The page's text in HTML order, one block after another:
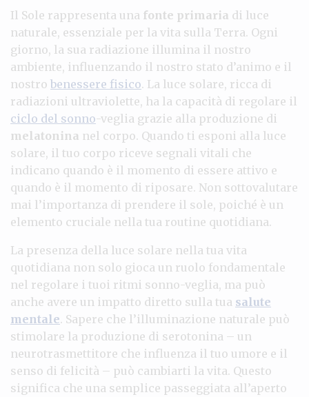
Il Sole rappresenta una fonte primaria di luce
naturale, essenziale per la vita sulla Terra. Ogni
giorno, la sua radiazione illumina il nostro
ambiente, influenzando il nostro stato d’animo e il
nostro benessere fisico. La luce solare, ricca di
radiazioni ultraviolette, ha la capacità di regolare il
ciclo del sonno-veglia grazie alla produzione di
melatonina nel corpo. Quando ti esponi alla luce
solare, il tuo corpo riceve segnali vitali che
indicano quando è il momento di essere attivo e
quando è il momento di riposare. Non sottovalutare
mai l’importanza di prendere il sole, poiché è un
elemento cruciale nella tua routine quotidiana.
La presenza della luce solare nella tua vita
quotidiana non solo gioca un ruolo fondamentale
nel regolare i tuoi ritmi sonno-veglia, ma può
anche avere un impatto diretto sulla tua salute
mentale. Sapere che l’illuminazione naturale può
stimolare la produzione di serotonina – un
neurotrasmettitore che influenza il tuo umore e il
senso di felicità – può cambiarti la vita. Questo
significa che una semplice passeggiata all’aperto